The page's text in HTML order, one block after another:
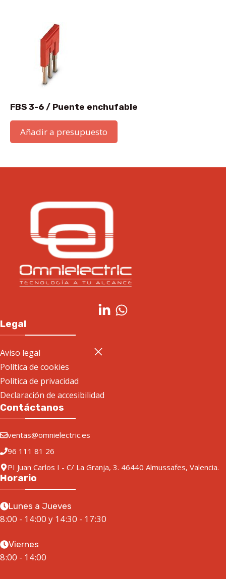
FBS 3-6 / Puente enchufable
Añadir a presupuesto
Legal
Aviso legal
Política de cookies
Política de privacidad
Declaración de accesibilidad
Contáctanos
ventas@omnielectric.es
96 111 81 26
PI Juan Carlos I - C/ La Granja, 3. 46440 Almussafes, Valencia.
Horario
Lunes a Jueves
8:00 - 14:00 y 14:30 - 17:30
Viernes
8:00 - 14:00